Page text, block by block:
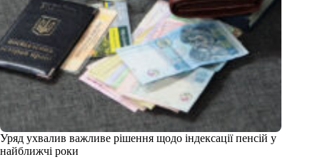
Уряд ухвалив важливе рішення щодо індексації пенсій у
найближчі роки